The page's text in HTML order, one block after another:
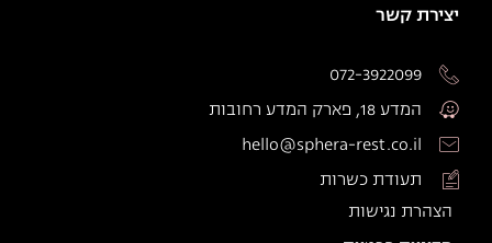
יצירת קשר
072-3922099
המדע 18, פארק המדע רחובות
hello@sphera-rest.co.il
תעודת כשרות
הצהרת נגישות